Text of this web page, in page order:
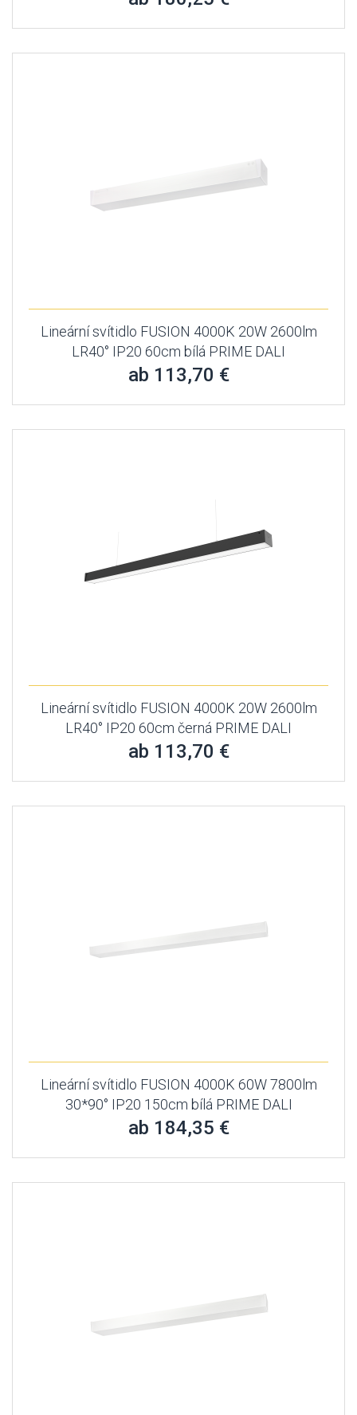
Lineární svítidlo FUSION 4000K 20W 2600lm
LR40° IP20 60cm bílá PRIME DALI
ab 113,70 €
Lineární svítidlo FUSION 4000K 20W 2600lm
LR40° IP20 60cm černá PRIME DALI
ab 113,70 €
Lineární svítidlo FUSION 4000K 60W 7800lm
30*90° IP20 150cm bílá PRIME DALI
ab 184,35 €